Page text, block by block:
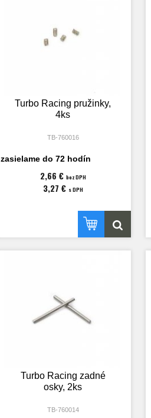
Turbo Racing pružinky,
4ks
TB-760016
zasielame do 72 hodín
2,66 € bez DPH
3,27 € s DPH
Turbo Racing zadné
osky, 2ks
TB-760014